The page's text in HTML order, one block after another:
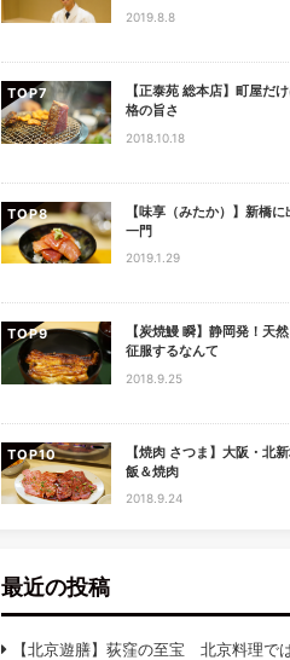
2019.8.8
TOP
【正泰苑 総本店】町屋だ
格の旨さ
2018.10.18
TOP
【味享（みたか）】新橋
一門
2019.1.29
TOP
【炭焼鰻 瞬】静岡発！天
征服するなんて
2018.9.25
TOP
【焼肉 さつま】大阪・北
飯＆焼肉
2018.9.24
最近の投稿
【北京遊膳】荻窪の至宝 北京料理で